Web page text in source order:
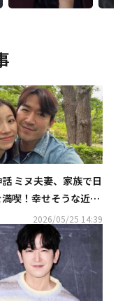
ミヌ夫妻、家族で日
喫！幸せそうな近況
2026/05/25 14:39